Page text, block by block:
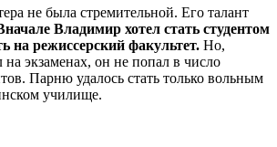
не была стремительной. Его талант
Владимир хотел стать студентом
на режиссерский факультет. Но,
экзаменах, он не попал в число
Парню удалось стать только вольным
училище.